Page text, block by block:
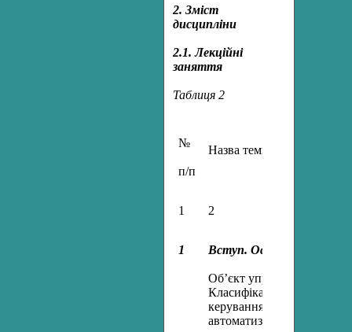
2. Зміст
дисципліни
2.1. Лекційні
заняття
Таблиця 2
№
п/п
Назва теми і її зміст
1 2
1 Вступ. Основні поняття
Об’єкт управління, як
Класифікація
керування. Вимоги до
автоматизації.